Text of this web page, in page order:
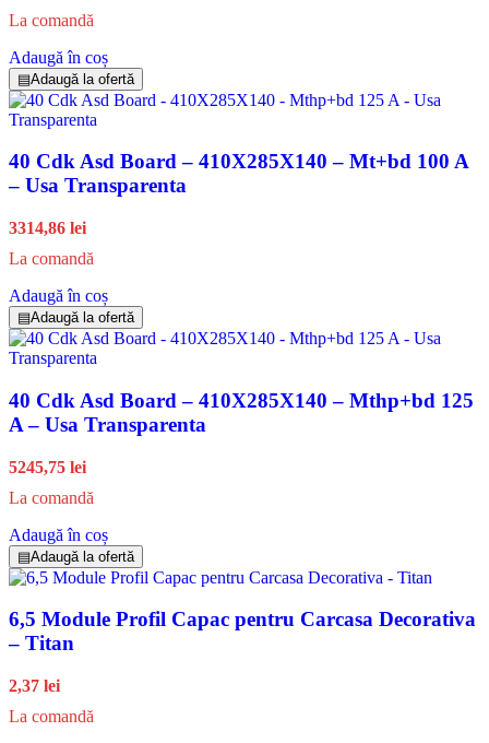
La comandă
Adaugă în coș
▤Adaugă la ofertă
40 Cdk Asd Board – 410X285X140 – Mt+bd 100 A
– Usa Transparenta
3314,86 lei
La comandă
Adaugă în coș
▤Adaugă la ofertă
40 Cdk Asd Board – 410X285X140 – Mthp+bd 125
A – Usa Transparenta
5245,75 lei
La comandă
Adaugă în coș
▤Adaugă la ofertă
6,5 Module Profil Capac pentru Carcasa Decorativa
– Titan
2,37 lei
La comandă